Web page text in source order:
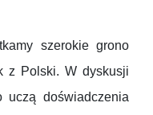
szerokie grono
z Polski. W dyskusji
doświadczenia